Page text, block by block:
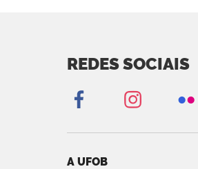
REDES SOCIAIS
A UFOB